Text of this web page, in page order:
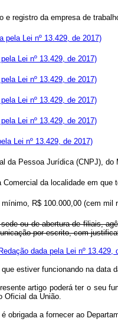
e registro da empresa de
pela Lei nº 13.429, de 2017)
Lei nº 13.429, de 2017)
Lei nº 13.429, de 2017)
Lei nº 13.429, de 2017)
Lei nº 13.429, de 2017)
Lei nº 13.429, de 2017)
da Pessoa Jurídica
Comercial da
no mínimo, R$ 100.000,00
ou de abertura de filiais,
por escrito, com
dada pela Lei nº 13.429,
estiver funcionando na
artigo poderá ter o seu
Oficial da União.
obrigada a fornecer ao